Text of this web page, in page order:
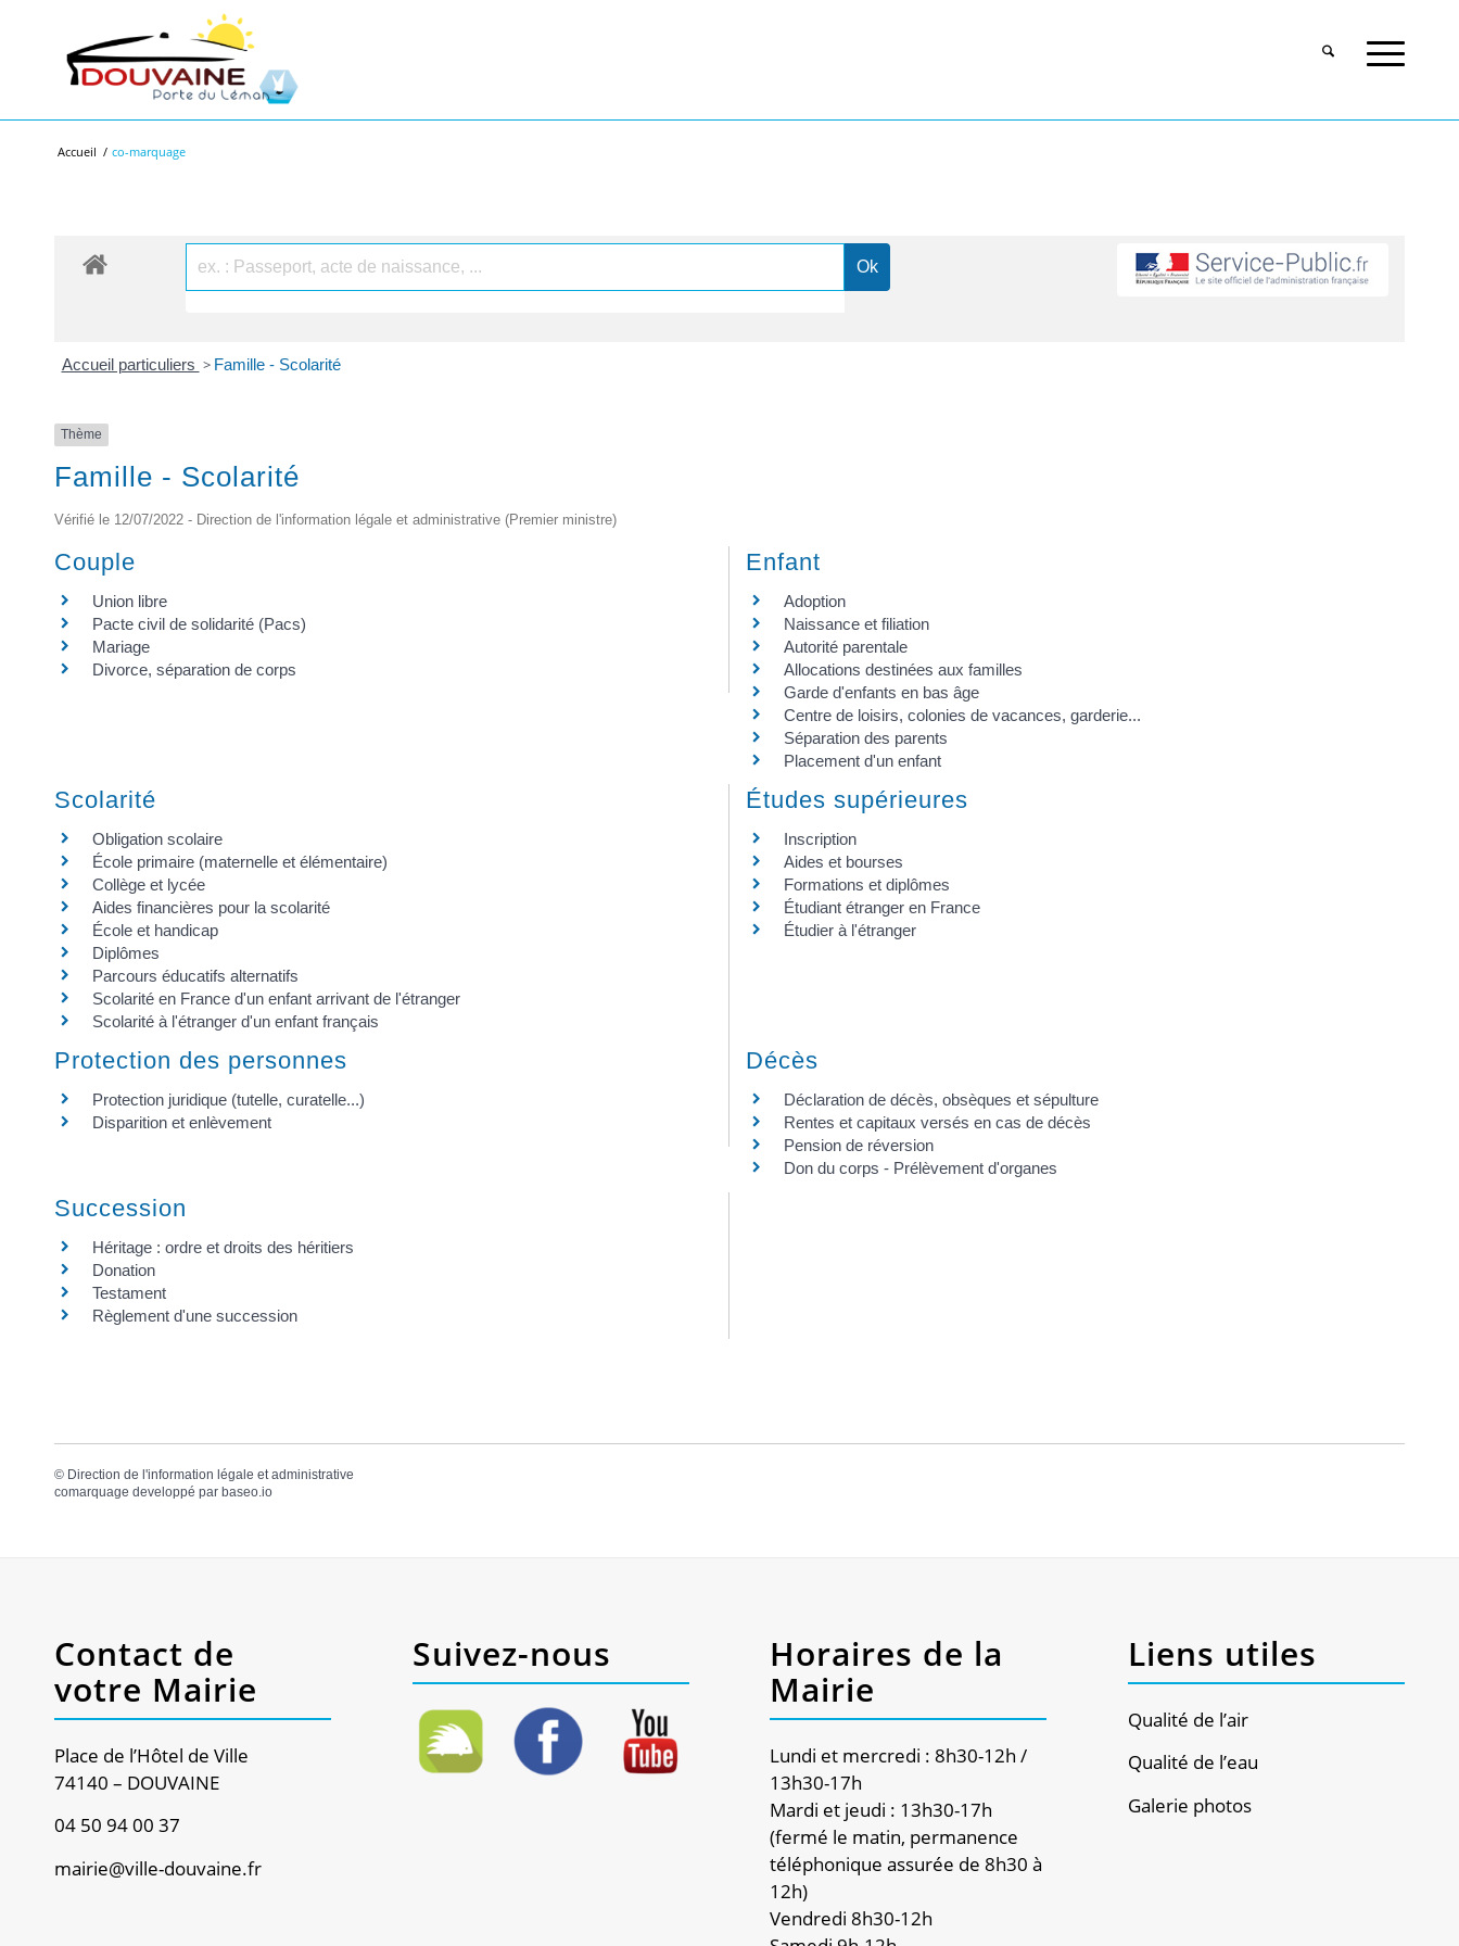
Accueil / co-marquage
Accueil particuliers > Famille - Scolarité
Thème
Famille - Scolarité
Vérifié le 12/07/2022 - Direction de l'information légale et administrative (Premier ministre)
Couple
Union libre
Pacte civil de solidarité (Pacs)
Mariage
Divorce, séparation de corps
Enfant
Adoption
Naissance et filiation
Autorité parentale
Allocations destinées aux familles
Garde d'enfants en bas âge
Centre de loisirs, colonies de vacances, garderie...
Séparation des parents
Placement d'un enfant
Scolarité
Obligation scolaire
École primaire (maternelle et élémentaire)
Collège et lycée
Aides financières pour la scolarité
École et handicap
Diplômes
Parcours éducatifs alternatifs
Scolarité en France d'un enfant arrivant de l'étranger
Scolarité à l'étranger d'un enfant français
Études supérieures
Inscription
Aides et bourses
Formations et diplômes
Étudiant étranger en France
Étudier à l'étranger
Protection des personnes
Protection juridique (tutelle, curatelle...)
Disparition et enlèvement
Décès
Déclaration de décès, obsèques et sépulture
Rentes et capitaux versés en cas de décès
Pension de réversion
Don du corps - Prélèvement d'organes
Succession
Héritage : ordre et droits des héritiers
Donation
Testament
Règlement d'une succession
© Direction de l'information légale et administrative
comarquage developpé par baseo.io
Contact de
votre Mairie
Place de l’Hôtel de Ville
74140 – DOUVAINE
04 50 94 00 37
mairie@ville-douvaine.fr
Suivez-nous
Horaires de la
Mairie
Lundi et mercredi : 8h30-12h /
13h30-17h
Mardi et jeudi : 13h30-17h
(fermé le matin, permanence
téléphonique assurée de 8h30 à
12h)
Vendredi 8h30-12h
Liens utiles
Qualité de l’air
Qualité de l’eau
Galerie photos